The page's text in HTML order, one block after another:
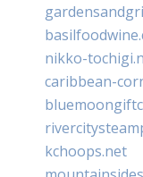
nikko-
caribbean-
kchoops.net